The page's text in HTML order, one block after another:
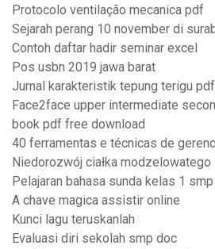
Protocolo ventilação mecanica pdf
Sejarah perang 10 november di
Contoh daftar hadir seminar excel
Pos usbn 2019 jawa barat
Jurnal karakteristik tepung terigu pdf
Face2face upper intermediate
book pdf free download
40 ferramentas e técnicas de
Niedorozwój ciałka modzelowatego
Pelajaran bahasa sunda kelas 1 smp
A chave magica assistir online
Kunci lagu teruskanlah
Evaluasi diri sekolah smp doc